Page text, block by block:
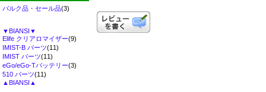
バルク品・セール品(3)
▼BIANSI▼
Elife クリアロマイザー(9)
IMIST-B パーツ(11)
IMIST パーツ(11)
eGo/eGo-Tバッテリー(3)
510 パーツ(11)
▲BIANSI▲